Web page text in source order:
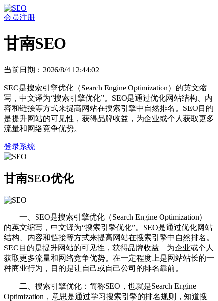
会员注册
甘南SEO
当前日期：2026/8/4 12:44:02
SEO是搜索引擎优化（Search Engine Optimization）的英文缩
写，中文译为“搜索引擎优化”。SEO是通过优化网站结构、内
容和链接等方式来提高网站在搜索引擎中自然排名。SEO目的
是提升网站的可见性，获得品牌收益，为企业或个人获取更多
流量和网络竞争优势。
登录系统
甘南SEO优化
一、SEO是搜索引擎优化（Search Engine Optimization）
的英文缩写，中文译为“搜索引擎优化”。SEO是通过优化网站
结构、内容和链接等方式来提高网站在搜索引擎中自然排名。
SEO目的是提升网站的可见性，获得品牌收益，为企业或个人
获取更多流量和网络竞争优势。在一定程度上是网站站长的一
种商业行为，目的是让自己或自己公司的排名靠前。
二、搜索引擎优化：简称SEO，也就是Search Engine
Optimization，意思是通过学习搜索引擎的排名规则，知道搜